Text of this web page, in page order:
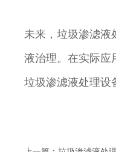
未来，垃圾渗滤液
液治理。在实际应
垃圾渗滤液处理设